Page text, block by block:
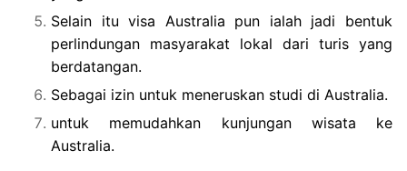
Selain itu visa Australia pun ialah jadi bentuk
perlindungan masyarakat lokal dari turis yang
berdatangan.
Sebagai izin untuk meneruskan studi di Australia.
untuk memudahkan kunjungan wisata ke
Australia.